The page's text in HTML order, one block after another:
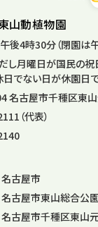
山動植物園
後4時30分（閉園は
し月曜日が国民の
でない日が休園日
名古屋市千種区東
（代表）
名古屋市
名古屋市東山総合公
名古屋市千種区東山